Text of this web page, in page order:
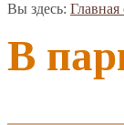
Вы здесь: Главная
В